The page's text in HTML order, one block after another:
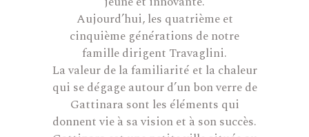
Aujourd’hui, les quatrième et
cinquième générations de notre
famille dirigent Travaglini.
La valeur de la familiarité et la chaleur
qui se dégage autour d’un bon verre de
Gattinara sont les éléments qui
donnent vie à sa vision et à son succès.